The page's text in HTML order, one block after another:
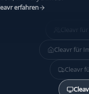
erfahren
Cleavr für
Cleavr für
Cleavr